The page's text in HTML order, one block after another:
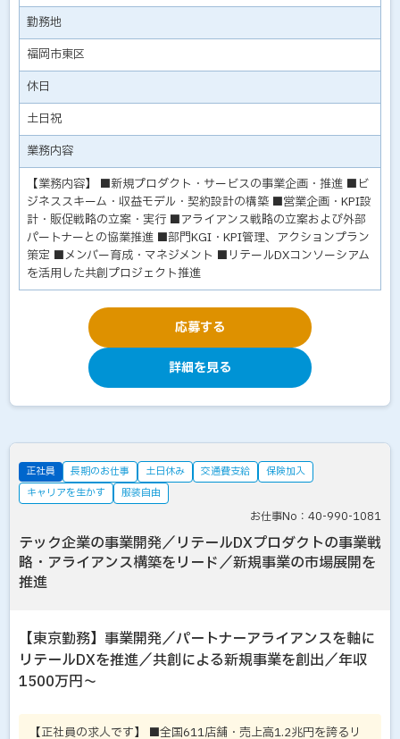
勤務地
福岡市東区
休日
土日祝
業務内容
【業務内容】 ■新規プロダクト・サービスの事業企画・推進 ■ビ
ジネススキーム・収益モデル・契約設計の構築 ■営業企画・KPI設
計・販促戦略の立案・実行 ■アライアンス戦略の立案および外部
パートナーとの協業推進 ■部門KGI・KPI管理、アクションプラン
策定 ■メンバー育成・マネジメント ■リテールDXコンソーシアム
を活用した共創プロジェクト推進
応募する
詳細を見る
正社員 長期のお仕事 土日休み 交通費支給
保険加入
キャリアを生かす
服装自由
お仕事No：40-990-1081
テック企業の事業開発／リテールDXプロダクトの事業戦
略・アライアンス構築をリード／新規事業の市場展開を
推進
【東京勤務】事業開発／パートナーアライアンスを軸に
リテールDXを推進／共創による新規事業を創出／年収
1500万円～
【正社員の求人です】 ■全国611店舗・売上高1.2兆円を誇るリ